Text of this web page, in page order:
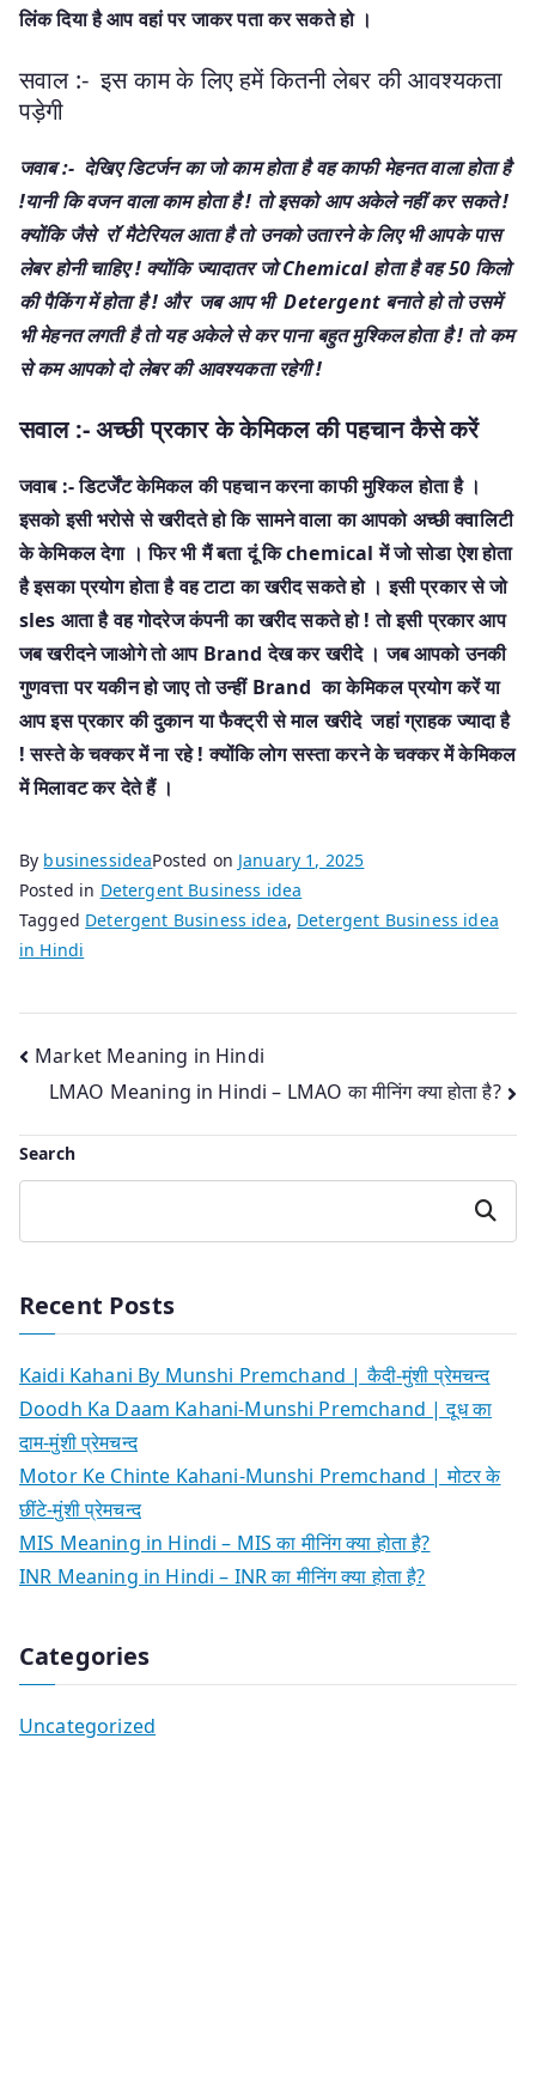
लिंक दिया है आप वहां पर जाकर पता कर सकते हो ।
सवाल :- इस काम के लिए हमें कितनी लेबर की आवश्यकता
पड़ेगी
जवाब :- देखिए डिटर्जन का जो काम होता है वह काफी मेहनत वाला होता है
!यानी कि वजन वाला काम होता है ! तो इसको आप अकेले नहीं कर सकते !
क्योंकि जैसे रॉ मैटेरियल आता है तो उनको उतारने के लिए भी आपके पास
लेबर होनी चाहिए ! क्योंकि ज्यादातर जो Chemical होता है वह 50 किलो
की पैकिंग में होता है ! और जब आप भी Detergent बनाते हो तो उसमें
भी मेहनत लगती है तो यह अकेले से कर पाना बहुत मुश्किल होता है ! तो कम
से कम आपको दो लेबर की आवश्यकता रहेगी !
सवाल :- अच्छी प्रकार के केमिकल की पहचान कैसे करें
जवाब :- डिटर्जेंट केमिकल की पहचान करना काफी मुश्किल होता है ।
इसको इसी भरोसे से खरीदते हो कि सामने वाला का आपको अच्छी क्वालिटी
के केमिकल देगा । फिर भी मैं बता दूं कि chemical में जो सोडा ऐश होता
है इसका प्रयोग होता है वह टाटा का खरीद सकते हो । इसी प्रकार से जो
sles आता है वह गोदरेज कंपनी का खरीद सकते हो ! तो इसी प्रकार आप
जब खरीदने जाओगे तो आप Brand देख कर खरीदे । जब आपको उनकी
गुणवत्ता पर यकीन हो जाए तो उन्हीं Brand का केमिकल प्रयोग करें या
आप इस प्रकार की दुकान या फैक्ट्री से माल खरीदे जहां ग्राहक ज्यादा है
! सस्ते के चक्कर में ना रहे ! क्योंकि लोग सस्ता करने के चक्कर में केमिकल
में मिलावट कर देते हैं ।
By businessideaPosted on January 1, 2025
Posted in Detergent Business idea
Tagged Detergent Business idea, Detergent Business idea
in Hindi
Post
navigation
Market Meaning in Hindi
LMAO Meaning in Hindi – LMAO का मीनिंग क्या होता है?
Search
Search
Recent Posts
Kaidi Kahani By Munshi Premchand | कैदी-मुंशी प्रेमचन्द
Doodh Ka Daam Kahani-Munshi Premchand | दूध का
दाम-मुंशी प्रेमचन्द
Motor Ke Chinte Kahani-Munshi Premchand | मोटर के
छींटे-मुंशी प्रेमचन्द
MIS Meaning in Hindi – MIS का मीनिंग क्या होता है?
INR Meaning in Hindi – INR का मीनिंग क्या होता है?
Categories
Uncategorized